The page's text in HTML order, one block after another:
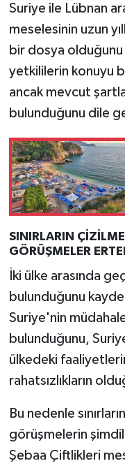
Suriye ile Lübnan
meselesinin uzun
bir dosya olduğunu
yetkililerin konuyu
ancak mevcut
bulunduğunu dile
SINIRLARIN
GÖRÜŞMELER
İki ülke arasında
bulunduğunu
Suriye'nin
bulunduğunu,
ülkedeki
rahatsızlıkların
Bu nedenle
görüşmelerin
Şebaa Çiftlikleri